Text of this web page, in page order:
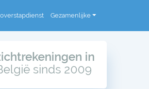
Gezamenlijke
in
sinds 2009